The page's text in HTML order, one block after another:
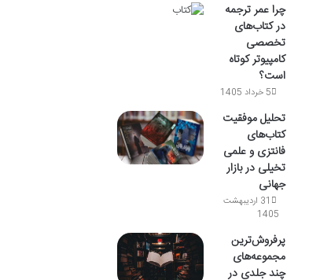
چرا عمر ترجمه
در کتاب‌های
تخصصی
کامپیوتر کوتاه
است؟
5 خرداد 1405
تحلیل موفقیت
کتاب‌های
فانتزی و علمی
تخیلی در بازار
جهانی
31 اردیبهشت
1405
پرفروش‌ترین
مجموعه‌های
چند جلدی در